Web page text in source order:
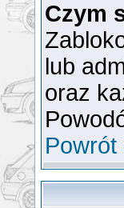
Czym
lub
oraz
Powrót